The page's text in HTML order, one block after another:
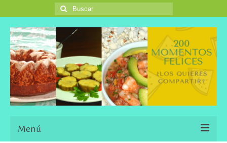
Buscar
por:
Menú